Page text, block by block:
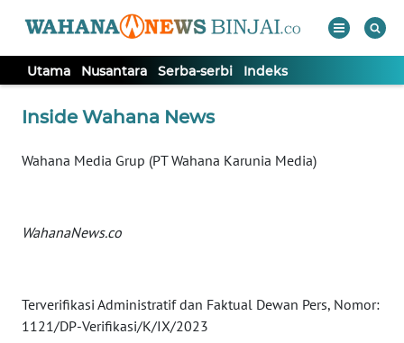
Utama Nusantara Serba-serbi Indeks
Inside Wahana News
Wahana Media Grup (PT Wahana Karunia Media)
WahanaNews.co
Terverifikasi Administratif dan Faktual Dewan Pers, Nomor:
1121/DP-Verifikasi/K/IX/2023
TV
Tutup
NUSANTARA
SERBI